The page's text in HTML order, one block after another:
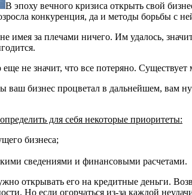
В эпоху вечного кризиса открыть свой
конкуренция, да и методы борьбы с
за плечами ничего. Им удалось,
еще не значит, что все потеряно.
ваш бизнес процветал в дальнейшем, вам
для себя некоторые приоритеты:
бизнеса;
сведениями и финансовыми расчетами.
открывать его на кредитные деньги.
Но если огорчаться из-за каждой